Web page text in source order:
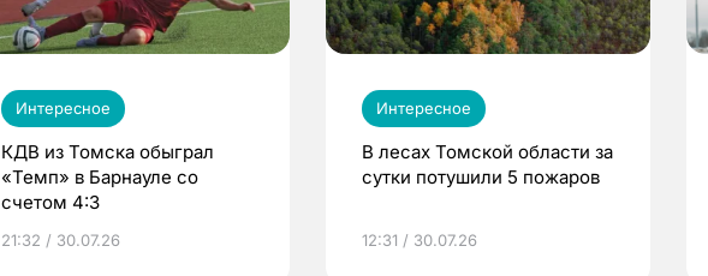
Интересное
КДВ из Томска обыграл
«Темп» в Барнауле со
счетом 4:3
21:32 / 30.07.26
Интересное
В лесах Томской области за
сутки потушили 5 пожаров
12:31 / 30.07.26